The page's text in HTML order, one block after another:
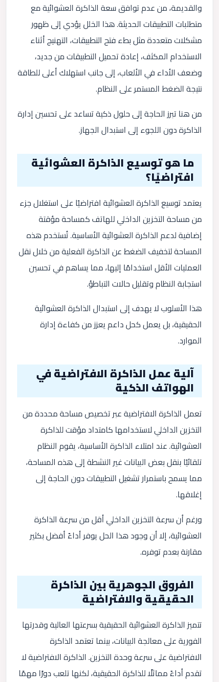
والقديمة، من عدم توافق سعة الذاكرة العشوائية مع
متطلبات التطبيقات الحديثة. هذا الخلل يؤدي إلى ظهور
مشكلات متعددة مثل بطء فتح التطبيقات، التهنيج أثناء
الاستخدام المكثف، إعادة تحميل التطبيقات من جديد،
وضعف الأداء في الألعاب، إلى جانب استهلاك أعلى للطاقة
نتيجة الضغط المستمر على النظام.
من هنا تبرز الحاجة إلى حلول ذكية تساعد على تحسين إدارة
الذاكرة دون اللجوء إلى استبدال الجهاز.
ما هو توسيع الذاكرة العشوائية
افتراضيًا؟
يعتمد توسيع الذاكرة العشوائية افتراضيًا على استغلال جزء
من مساحة التخزين الداخلي للهاتف كمساحة مؤقتة
إضافية لدعم الذاكرة العشوائية الأساسية. تُستخدم هذه
المساحة لتخفيف الضغط عن الذاكرة الفعلية من خلال نقل
العمليات الأقل استخدامًا إليها، مما يساهم في تحسين
استجابة النظام وتقليل حالات التباطؤ.
هذا الأسلوب لا يهدف إلى استبدال الذاكرة العشوائية
الحقيقية، بل يعمل كحل داعم يعزز من كفاءة إدارة
الموارد.
آلية عمل الذاكرة الافتراضية في
الهواتف الذكية
تعمل الذاكرة الافتراضية عبر تخصيص مساحة محددة من
التخزين الداخلي لاستخدامها كامتداد مؤقت للذاكرة
العشوائية. عند امتلاء الذاكرة الأساسية، يقوم النظام
تلقائيًا بنقل بعض البيانات غير النشطة إلى هذه المساحة،
مما يسمح باستمرار تشغيل التطبيقات دون الحاجة إلى
إغلاقها.
ورغم أن سرعة التخزين الداخلي أقل من سرعة الذاكرة
العشوائية، إلا أن وجود هذا الحل يوفر أداءً أفضل بكثير
مقارنة بعدم توفره.
الفروق الجوهرية بين الذاكرة
الحقيقية والافتراضية
تتميز الذاكرة العشوائية الحقيقية بسرعتها العالية وقدرتها
الفورية على معالجة البيانات، بينما تعتمد الذاكرة
الافتراضية على سرعة وحدة التخزين. الذاكرة الافتراضية لا
تقدم أداءً مماثلًا للذاكرة الحقيقية، لكنها تلعب دورًا مهمًا